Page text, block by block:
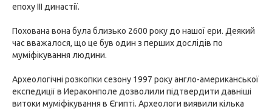
епоху III династії.
Похована вона була близько 2600 року до нашої ери. Деякий
час вважалося, що це був один з перших дослідів по
муміфікування людини.
Археологічні розкопки сезону 1997 року англо-американської
експедиції в Иераконполе дозволили підтвердити давніші
витоки муміфікування в Єгипті. Археологи виявили кілька